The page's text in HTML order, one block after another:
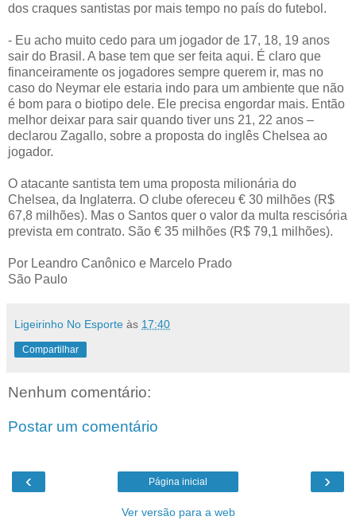
dos craques santistas por mais tempo no país do futebol.
- Eu acho muito cedo para um jogador de 17, 18, 19 anos
sair do Brasil. A base tem que ser feita aqui. É claro que
financeiramente os jogadores sempre querem ir, mas no
caso do Neymar ele estaria indo para um ambiente que não
é bom para o biotipo dele. Ele precisa engordar mais. Então
melhor deixar para sair quando tiver uns 21, 22 anos –
declarou Zagallo, sobre a proposta do inglês Chelsea ao
jogador.
O atacante santista tem uma proposta milionária do
Chelsea, da Inglaterra. O clube ofereceu € 30 milhões (R$
67,8 milhões). Mas o Santos quer o valor da multa rescisória
prevista em contrato. São € 35 milhões (R$ 79,1 milhões).
Por Leandro Canônico e Marcelo Prado
São Paulo
Ligeirinho No Esporte às 17:40
Compartilhar
Nenhum comentário:
Postar um comentário
‹ ›
Página inicial
Ver versão para a web